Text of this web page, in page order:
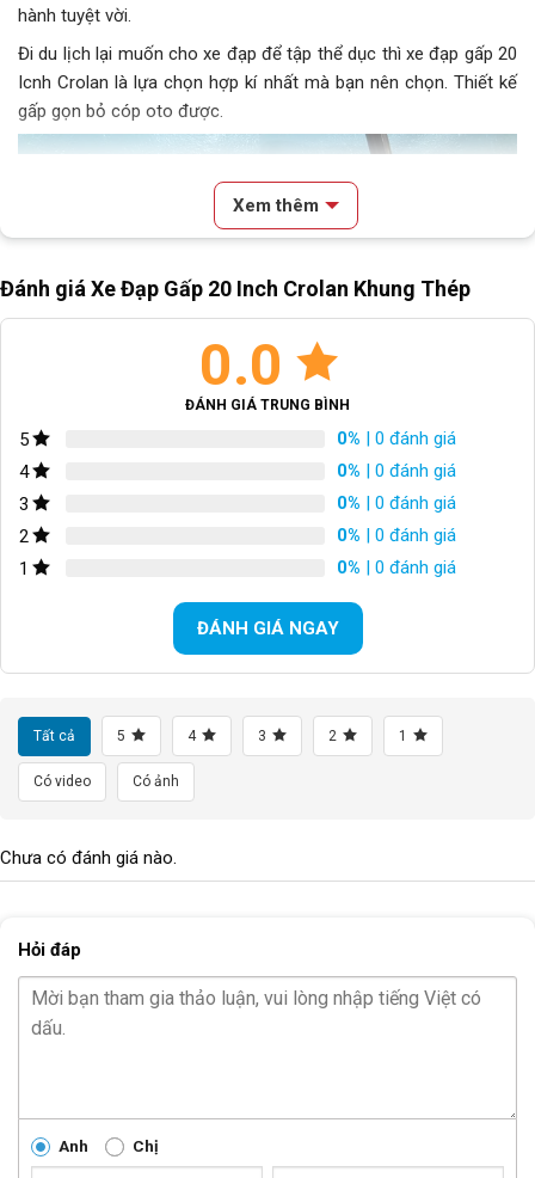
hành tuyệt vời.
Đi du lịch lại muốn cho xe đạp để tập thể dục thì xe đạp gấp 20
Icnh Crolan là lựa chọn hợp kí nhất mà bạn nên chọn. Thiết kế
gấp gọn bỏ cóp oto được.
Xem thêm
Đánh giá Xe Đạp Gấp 20 Inch Crolan Khung Thép
0.0
ĐÁNH GIÁ TRUNG BÌNH
5 0% | 0 đánh giá
4
0% | 0 đánh giá
3
0% | 0 đánh giá
2
0% | 0 đánh giá
1
0% | 0 đánh giá
ĐÁNH GIÁ NGAY
Tất cả 5 4 3 2 1
Có video Có ảnh
Chưa có đánh giá nào.
Hỏi đáp
Anh Chị